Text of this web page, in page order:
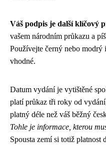
Váš podpis je další klíčový
vašem národním průkazu a
Používejte černý nebo modrý
vhodné.
Datum vydání je vytištěné
platí průkaz tři roky od
platný déle než váš běžný
Tohle je informace, kterou
Spousta zemí si totiž